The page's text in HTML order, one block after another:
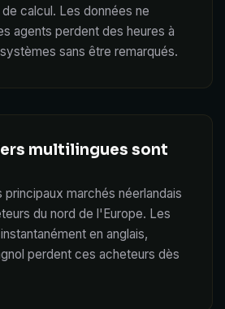
calcul. Les données ne
agents perdent des heures à
sans être remarqués.
multilingues sont
marchés néerlandais
du nord de l'Europe. Les
en anglais,
perdent ces acheteurs dès